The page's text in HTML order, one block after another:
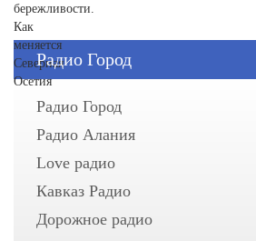
Радио Город
Радио Город
Радио Алания
Love радио
Кавказ Радио
Дорожное радио